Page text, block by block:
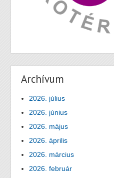
Archívum
2026. július
2026. június
2026. május
2026. április
2026. március
2026. február